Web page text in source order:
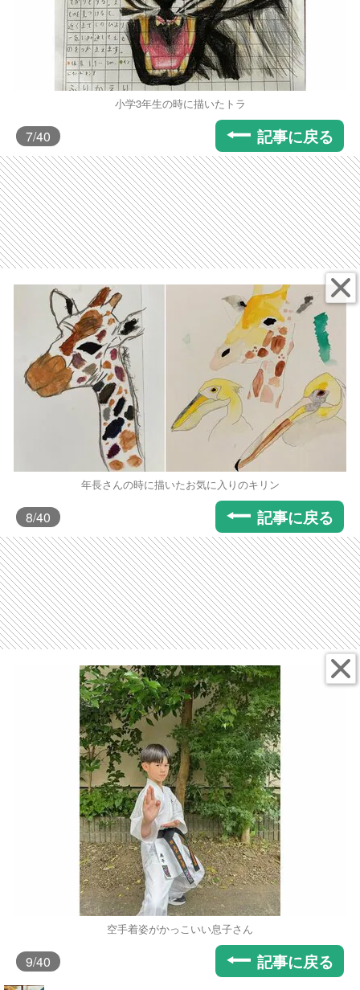
小学3年生の時に描いたトラ
7/40 記事に戻る
年長さんの時に描いたお気に入りのキリン
8/40 記事に戻る
空手着姿がかっこいい息子さん
9/40 記事に戻る